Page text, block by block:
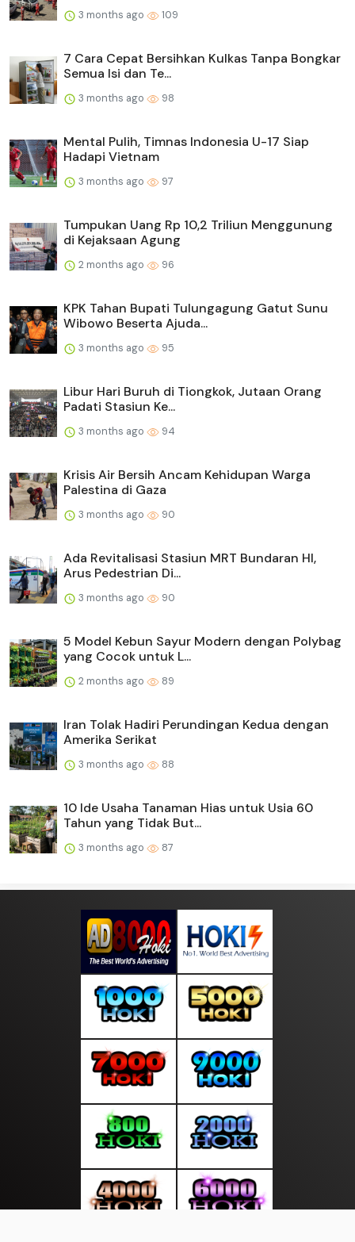
3 months ago 109
7 Cara Cepat Bersihkan Kulkas Tanpa Bongkar
Semua Isi dan Te...
3 months ago 98
Mental Pulih, Timnas Indonesia U-17 Siap
Hadapi Vietnam
3 months ago 97
Tumpukan Uang Rp 10,2 Triliun Menggunung
di Kejaksaan Agung
2 months ago 96
KPK Tahan Bupati Tulungagung Gatut Sunu
Wibowo Beserta Ajuda...
3 months ago 95
Libur Hari Buruh di Tiongkok, Jutaan Orang
Padati Stasiun Ke...
3 months ago 94
Krisis Air Bersih Ancam Kehidupan Warga
Palestina di Gaza
3 months ago 90
Ada Revitalisasi Stasiun MRT Bundaran HI,
Arus Pedestrian Di...
3 months ago 90
5 Model Kebun Sayur Modern dengan Polybag
yang Cocok untuk L...
2 months ago 89
Iran Tolak Hadiri Perundingan Kedua dengan
Amerika Serikat
3 months ago 88
10 Ide Usaha Tanaman Hias untuk Usia 60
Tahun yang Tidak But...
3 months ago 87